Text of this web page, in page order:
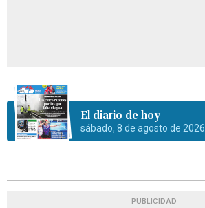
El diario de hoy
sábado, 8 de agosto de 2026
PUBLICIDAD